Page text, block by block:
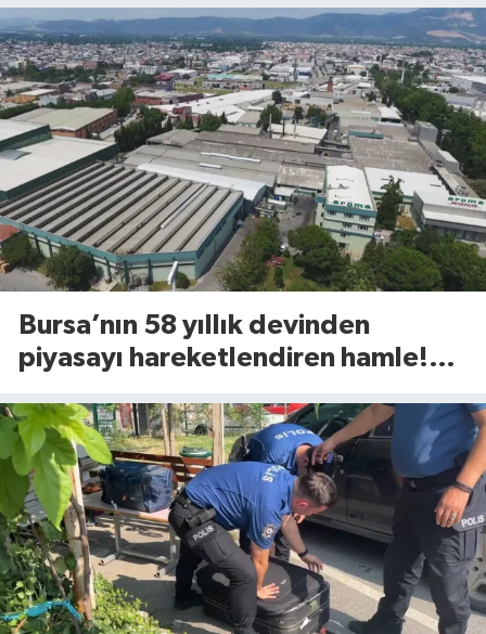
Bursa’nın 58 yıllık devinden
piyasayı hareketlendiren hamle!